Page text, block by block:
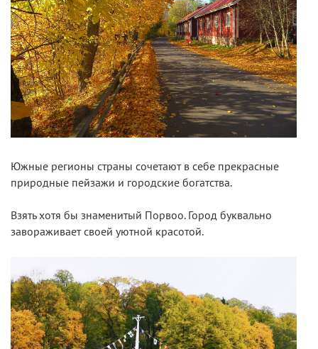
Южные регионы страны сочетают в себе прекрасные
природные пейзажи и городские богатства.
Взять хотя бы знаменитый Порвоо. Город буквально
завораживает своей уютной красотой.